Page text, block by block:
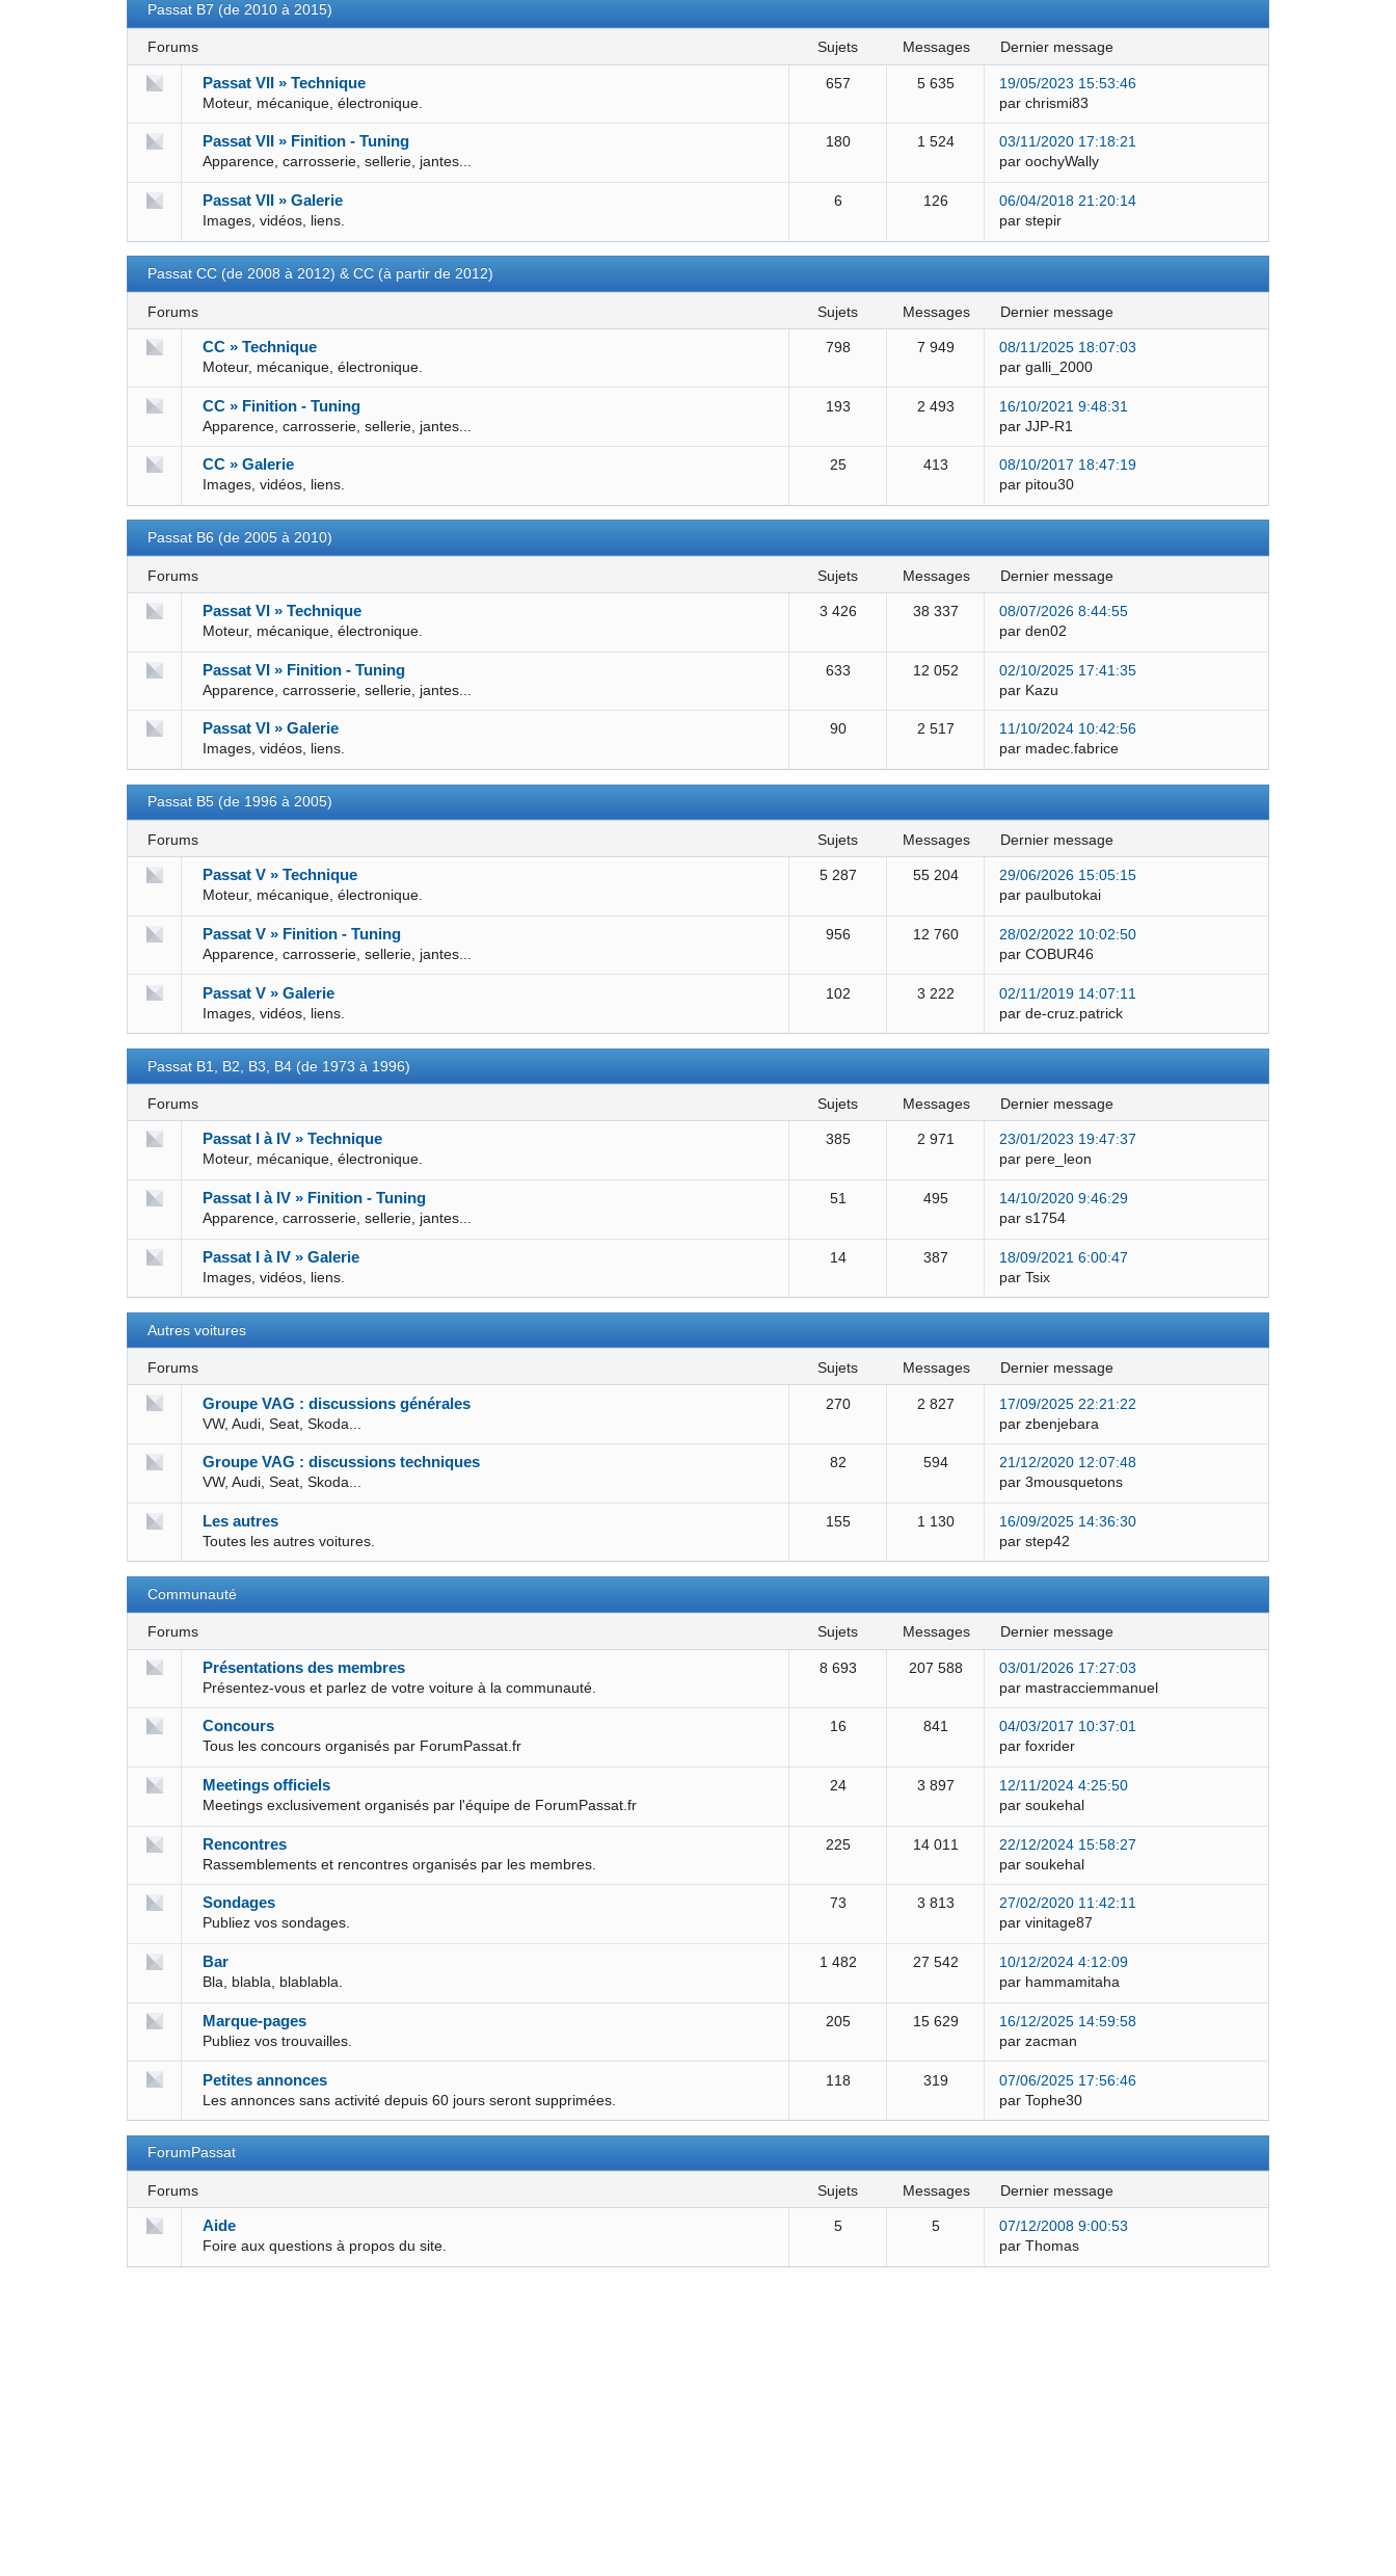
Passat B7 (de 2010 à 2015)
Forums sujets messages dernier message
Passat VII » Technique
Moteur, mécanique, électronique.
657 5 635
19/05/2023 15:53:46
par chrismi83
Passat VII » Finition - Tuning
Apparence, carrosserie, sellerie, jantes...
180 1 524
03/11/2020 17:18:21
par oochyWally
Passat VII » Galerie
Images, vidéos, liens.
6 126
06/04/2018 21:20:14
par stepir
Passat CC (de 2008 à 2012) & CC (à partir de 2012)
Forums sujets messages dernier message
CC » Technique
Moteur, mécanique, électronique.
798 7 949
08/11/2025 18:07:03
par galli_2000
CC » Finition - Tuning
Apparence, carrosserie, sellerie, jantes...
193 2 493
16/10/2021 9:48:31
par JJP-R1
CC » Galerie
Images, vidéos, liens.
25 413
08/10/2017 18:47:19
par pitou30
Passat B6 (de 2005 à 2010)
Forums sujets messages dernier message
Passat VI » Technique
Moteur, mécanique, électronique.
3 426 38 337
08/07/2026 8:44:55
par den02
Passat VI » Finition - Tuning
Apparence, carrosserie, sellerie, jantes...
633 12 052
02/10/2025 17:41:35
par Kazu
Passat VI » Galerie
Images, vidéos, liens.
90 2 517
11/10/2024 10:42:56
par madec.fabrice
Passat B5 (de 1996 à 2005)
Forums sujets messages dernier message
Passat V » Technique
Moteur, mécanique, électronique.
5 287 55 204
29/06/2026 15:05:15
par paulbutokai
Passat V » Finition - Tuning
Apparence, carrosserie, sellerie, jantes...
956 12 760
28/02/2022 10:02:50
par COBUR46
Passat V » Galerie
Images, vidéos, liens.
102 3 222
02/11/2019 14:07:11
par de-cruz.patrick
Passat B1, B2, B3, B4 (de 1973 à 1996)
Forums sujets messages dernier message
Passat I à IV » Technique
Moteur, mécanique, électronique.
385 2 971
23/01/2023 19:47:37
par pere_leon
Passat I à IV » Finition - Tuning
Apparence, carrosserie, sellerie, jantes...
51 495
14/10/2020 9:46:29
par s1754
Passat I à IV » Galerie
Images, vidéos, liens.
14 387
18/09/2021 6:00:47
par Tsix
Autres voitures
Forums sujets messages dernier message
Groupe VAG : discussions générales
VW, Audi, Seat, Skoda...
270 2 827
17/09/2025 22:21:22
par zbenjebara
Groupe VAG : discussions techniques
VW, Audi, Seat, Skoda...
82 594
21/12/2020 12:07:48
par 3mousquetons
Les autres
Toutes les autres voitures.
155 1 130
16/09/2025 14:36:30
par step42
Communauté
Forums sujets messages dernier message
Présentations des membres
Présentez-vous et parlez de votre voiture à la communauté.
8 693 207 588
03/01/2026 17:27:03
par mastracciemmanuel
Concours
Tous les concours organisés par ForumPassat.fr
16 841
04/03/2017 10:37:01
par foxrider
Meetings officiels
Meetings exclusivement organisés par l'équipe de ForumPassat.fr
24 3 897
12/11/2024 4:25:50
par soukehal
Rencontres
Rassemblements et rencontres organisés par les membres.
225 14 011
22/12/2024 15:58:27
par soukehal
Sondages
Publiez vos sondages.
73 3 813
27/02/2020 11:42:11
par vinitage87
Bar
Bla, blabla, blablabla.
1 482 27 542
10/12/2024 4:12:09
par hammamitaha
Marque-pages
Publiez vos trouvailles.
205 15 629
16/12/2025 14:59:58
par zacman
Petites annonces
Les annonces sans activité depuis 60 jours seront supprimées.
118 319
07/06/2025 17:56:46
par Tophe30
ForumPassat
Forums sujets messages dernier message
Aide
Foire aux questions à propos du site.
5 5
07/12/2008 9:00:53
par Thomas